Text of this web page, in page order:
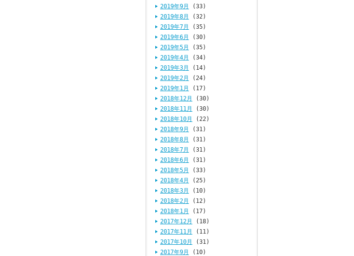
2019年9月
(33)
2019年8月
(32)
2019年7月
(35)
2019年6月
(30)
2019年5月
(35)
2019年4月
(34)
2019年3月
(14)
2019年2月
(24)
2019年1月
(17)
2018年12月
(30)
2018年11月
(30)
2018年10月
(22)
2018年9月
(31)
2018年8月
(31)
2018年7月
(31)
2018年6月
(31)
2018年5月
(33)
2018年4月
(25)
2018年3月
(10)
2018年2月
(12)
2018年1月
(17)
2017年12月
(18)
2017年11月
(11)
2017年10月
(31)
2017年9月
(10)